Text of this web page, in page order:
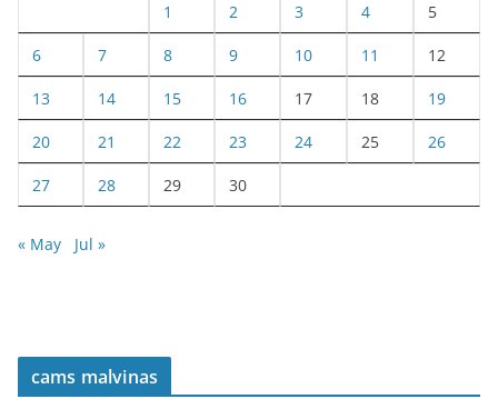
1 2 3 4 5
6 7 8 9 10 11 12
13 14 15 16 17 18 19
20 21 22 23 24 25 26
27 28 29 30
« May Jul »
cams malvinas